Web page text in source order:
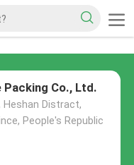
Packing Co., Ltd.
Heshan Distract,
People's Republic